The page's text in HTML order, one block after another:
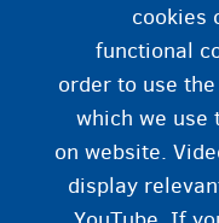
الموجودين بالفعل
cookies
functional
order to use
which we use
on website.
display